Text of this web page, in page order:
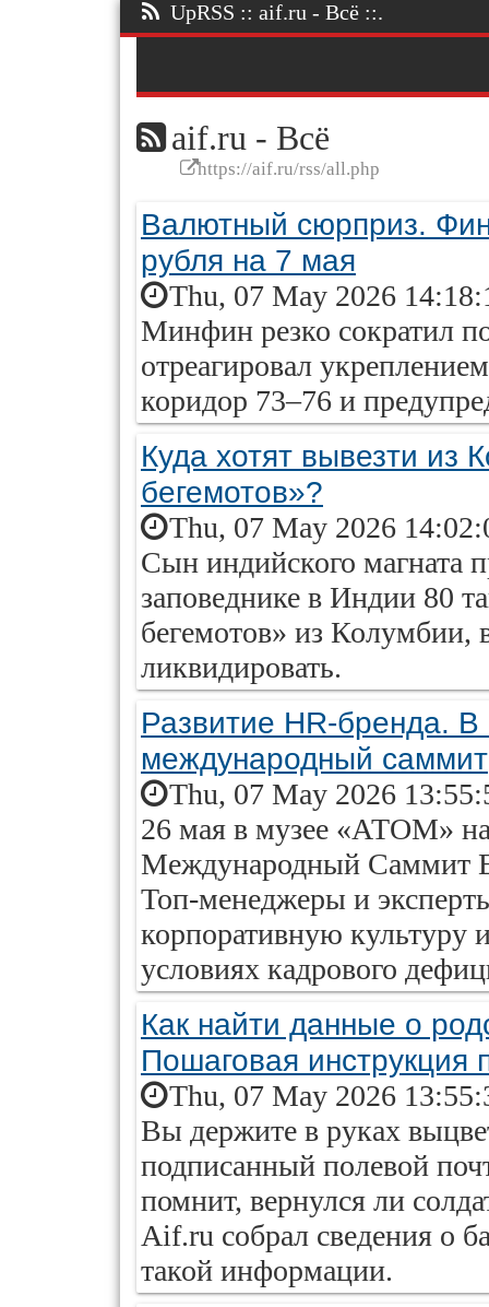
UpRSS :: aif.ru - Всё ::.
aif.ru - Всё
https://aif.ru/rss/all.php
Валютный сюрприз.
рубля на 7 мая
Thu, 07 May 2026
Минфин резко сократил
отреагировал
коридор 73–76 и
Куда хотят вывезти из
бегемотов»?
Thu, 07 May 2026
Сын индийского магната
заповеднике в Индии 80
бегемотов» из Колумбии,
ликвидировать.
Развитие HR-бренда.
международный саммит
Thu, 07 May 2026
26 мая в музее «АТОМ»
Международный Саммит
Топ-менеджеры и
корпоративную
условиях кадрового
Как найти данные о
Пошаговая инструкция
Thu, 07 May 2026
Вы держите в руках
подписанный полевой
помнит, вернулся ли
Aif.ru собрал сведения о
такой информации.